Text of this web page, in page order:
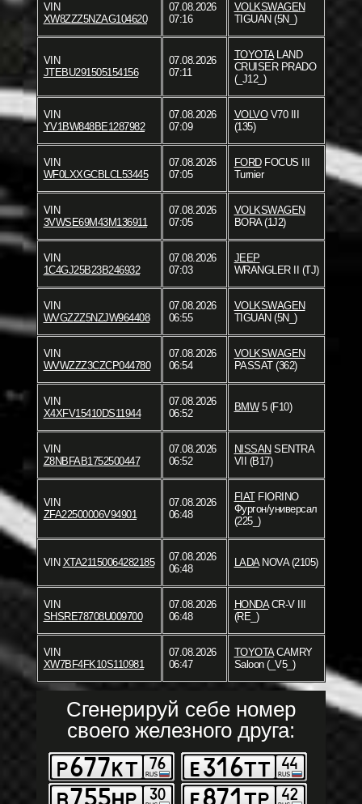
VIN
XW8ZZZ5NZAG104620
07.08.2026
07:16
VOLKSWAGEN
TIGUAN (5N_)
VIN
JTEBU291505154156
07.08.2026
07:11
TOYOTALAND
CRUISER PRADO
(_J12_)
VIN
YV1BW848BE1287982
07.08.2026
07:09
VOLVOV70 III
(135)
VIN
WF0LXXGCBLCL53445
07.08.2026
07:05
FORDFOCUS III
Turnier
VIN
3VWSE69M43M136911
07.08.2026
07:05
VOLKSWAGEN
BORA (1J2)
VIN
1C4GJ25B23B246932
07.08.2026
07:03
JEEP
WRANGLER II (TJ)
VIN
WVGZZZ5NZJW964408
07.08.2026
06:55
VOLKSWAGEN
TIGUAN (5N_)
VIN
WVWZZZ3CZCP044780
07.08.2026
06:54
VOLKSWAGEN
PASSAT (362)
VIN
X4XFV15410DS11944
07.08.2026
06:52
BMW5 (F10)
VIN
Z8NBFAB1752500447
07.08.2026
06:52
NISSAN SENTRA
VII (B17)
VIN
ZFA22500006V94901
07.08.2026
06:48
FIATFIORINO
Фургон/универсал
(225_)
VIN XTA21150064282185
07.08.2026
06:48
LADANOVA (2105)
VIN
SHSRE78708U009700
07.08.2026
06:48
HONDACR-V III
(RE_)
VIN
XW7BF4FK10S110981
07.08.2026
06:47
TOYOTACAMRY
Saloon (_V5_)
Сгенерируй себе номер
своего железного друга: